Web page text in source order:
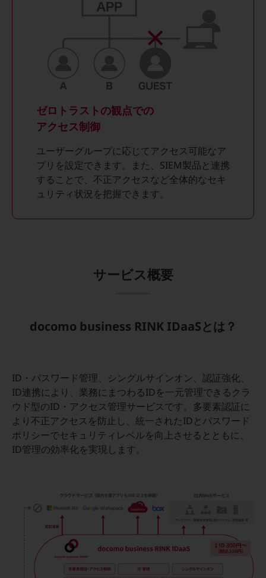
お役立ち資料ダウンロード
トレンド記事特集
中堅中小企業向け
サービス・ソリューション
課題やニーズに合ったサービスをご紹介し、
お悩みから見つける
お悩みから見つけるTOP
ネットワーク
業界から見つけるTOP
運輸業
建設業
地域産業
その他の業界はこちら
オンラインショップ
モバイル・ICTサービスをオンラインで
相談・申し込みができるバーチャルショップ
法人向けモバイルトップ
はじめての方へ
サービス・商品を探す
ゼロトラストの観点での
アクセス制御
ユーザーグループに応じてアクセス可能なア
プリを設定できます。また、SIEM製品と連携
することで、不正アクセスなど全体的なセキ
ュリティ状況を把握できます。
サービス概要
docomo business RINK IDaaSとは？
ID・パスワード管理、シングルサインオン、認証強化、
ID連携により、業務にまつわるIDを一元管理できるクラ
ウド型のID・アクセス管理サービスです。多要素認証に
より不正アクセスを防止し、統一されたIDとパスワード
ポリシーでセキュリティレベルを向上させるとともに、
ID管理の効率化を実現します。